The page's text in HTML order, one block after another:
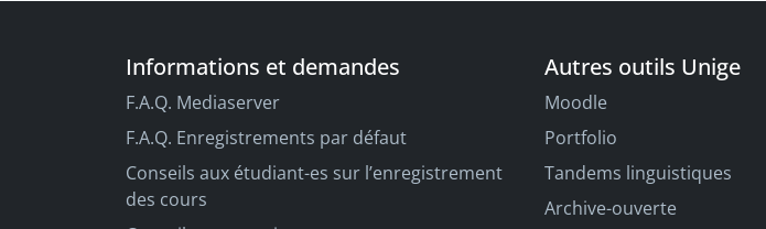
Informations et demandes
F.A.Q. Mediaserver
F.A.Q. Enregistrements par défaut
Conseils aux étudiant-es sur l’enregistrement
des cours
Autres outils Unige
Moodle
Portfolio
Tandems linguistiques
Archive-ouverte